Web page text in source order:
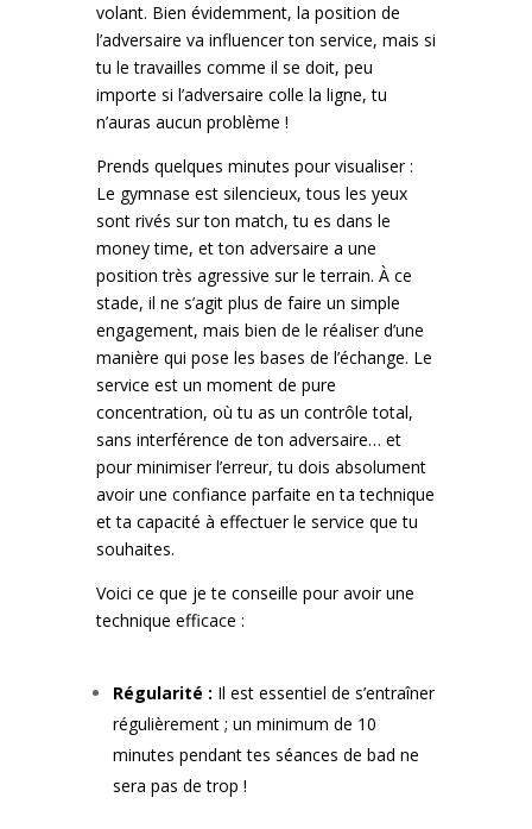
volant. Bien évidemment, la position de
l’adversaire va influencer ton service, mais si
tu le travailles comme il se doit, peu
importe si l’adversaire colle la ligne, tu
n’auras aucun problème !
Prends quelques minutes pour visualiser :
Le gymnase est silencieux, tous les yeux
sont rivés sur ton match, tu es dans le
money time, et ton adversaire a une
position très agressive sur le terrain. À ce
stade, il ne s’agit plus de faire un simple
engagement, mais bien de le réaliser d’une
manière qui pose les bases de l’échange. Le
service est un moment de pure
concentration, où tu as un contrôle total,
sans interférence de ton adversaire… et
pour minimiser l’erreur, tu dois absolument
avoir une confiance parfaite en ta technique
et ta capacité à effectuer le service que tu
souhaites.
Voici ce que je te conseille pour avoir une
technique efficace :
Régularité : Il est essentiel de s’entraîner
régulièrement ; un minimum de 10
minutes pendant tes séances de bad ne
sera pas de trop !